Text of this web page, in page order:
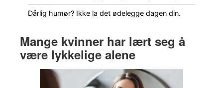
Dårlig humør? Ikke la det ødelegge dagen din.
Mange kvinner har lært seg å
være lykkelige alene